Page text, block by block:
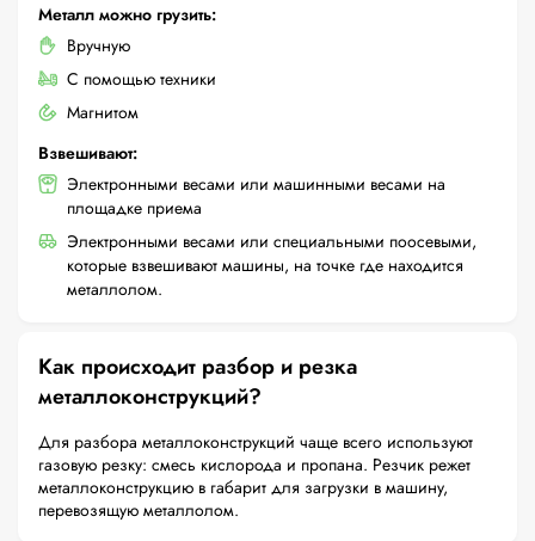
Металл можно грузить:
Вручную
С помощью техники
Магнитом
Взвешивают:
Электронными весами или машинными весами на
площадке приема
Электронными весами или специальными поосевыми,
которые взвешивают машины, на точке где находится
металлолом.
Как происходит разбор и резка
металлоконструкций?
Для разбора металлоконструкций чаще всего используют
газовую резку: смесь кислорода и пропана. Резчик режет
металлоконструкцию в габарит для загрузки в машину,
перевозящую металлолом.